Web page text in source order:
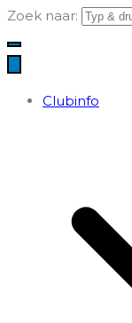
Zoek naar:
Clubinfo